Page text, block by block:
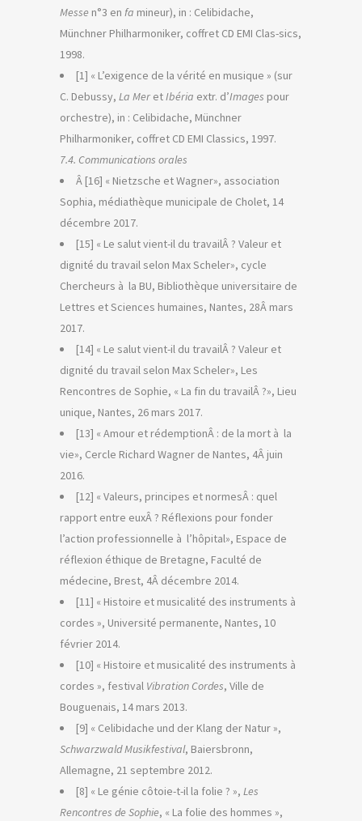
Messe n°3 en fa mineur), in : Celibidache,
Münchner Philharmoniker, coffret CD EMI Clas-sics,
1998.
[1] « L’exigence de la vérité en musique » (sur
C. Debussy, La Mer etIbéria extr. d’Images pour
orchestre), in : Celibidache, Münchner
Philharmoniker, coffret CD EMI Classics, 1997.
7.4. Communications orales
Â [16] « Nietzsche et Wagner», association
Sophia, médiathèque municipale de Cholet, 14
décembre 2017.
[15] « Le salut vient-il du travailÂ ? Valeur et
dignité du travail selon Max Scheler», cycle
Chercheurs à la BU, Bibliothèque universitaire de
Lettres et Sciences humaines, Nantes, 28Â mars
2017.
[14] « Le salut vient-il du travailÂ ? Valeur et
dignité du travail selon Max Scheler», Les
Rencontres de Sophie, « La fin du travailÂ ?», Lieu
unique, Nantes, 26 mars 2017.
[13] « Amour et rédemptionÂ : de la mort à la
vie», Cercle Richard Wagner de Nantes, 4Â juin
2016.
[12] « Valeurs, principes et normesÂ : quel
rapport entre euxÂ ? Réflexions pour fonder
l’action professionnelle à l’hôpital», Espace de
réflexion éthique de Bretagne, Faculté de
médecine, Brest, 4Â décembre 2014.
[11] « Histoire et musicalité des instruments à
cordes », Université permanente, Nantes, 10
février 2014.
[10] « Histoire et musicalité des instruments à
cordes », festival Vibration Cordes, Ville de
Bouguenais, 14 mars 2013.
[9] « Celibidache und der Klang der Natur »,
Schwarzwald Musikfestival, Baiersbronn,
Allemagne, 21 septembre 2012.
[8] « Le génie côtoie-t-il la folie ? », Les
Rencontres de Sophie, « La folie des hommes »,